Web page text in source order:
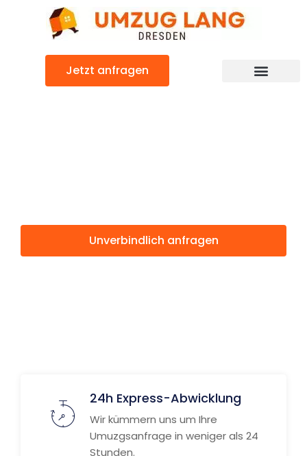
Jetzt anfragen
Unverbindlich anfragen
24h Express-Abwicklung
Wir kümmern uns um Ihre
Umuzgsanfrage in weniger als 24
Stunden.